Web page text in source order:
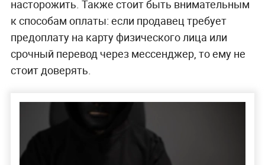
насторожить. Также стоит быть внимательным
к способам оплаты: если продавец требует
предоплату на карту физического лица или
срочный перевод через мессенджер, то ему не
стоит доверять.